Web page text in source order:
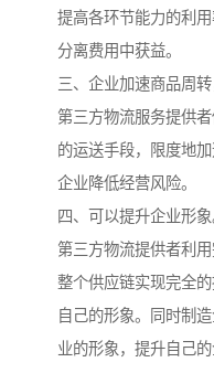
提高各环节能力的利
分离费用中获益。
三、企业加速商品周
第三方物流服务提供
的运送手段，限度地
企业降低经营风险。
四、可以提升企业形象
第三方物流提供者利
整个供应链实现完全
自己的形象。同时制
业的形象，提升自己的